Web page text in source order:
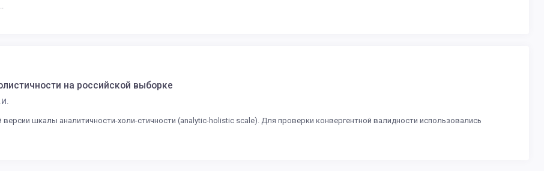
на российской выборке
шкалы аналитичности-холи-стичности (analytic-holistic scale). Для проверки конвергентной валидности использовались